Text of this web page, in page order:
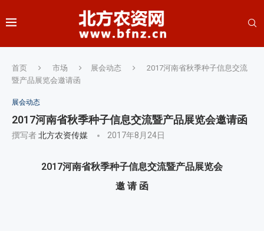
首页 市场 展会动态
2017河南省秋季种子信息交流
暨产品展览会邀请函
展会动态
2017河南省秋季种子信息交流暨产品展览会邀请函
撰写者北方农资传媒 2017年8月24日
2017河南省秋季种子信息交流暨产品展览会
邀 请 函